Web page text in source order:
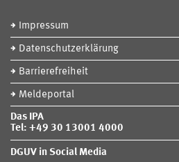
Impressum
Datenschutzerklärung
Barrierefreiheit
Meldeportal
Das IPA
Tel: +49 30 13001 4000
DGUV in Social Media